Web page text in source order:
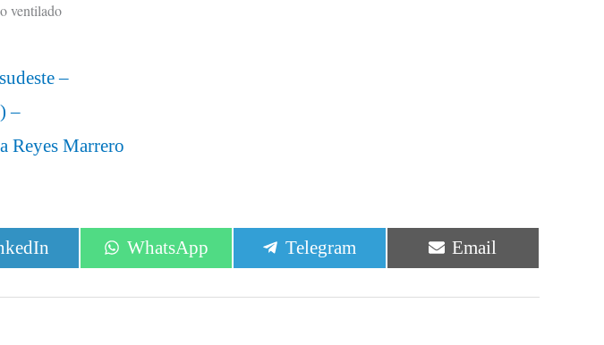
ventilado
–
–
Reyes Marrero
Compartir
en
WhatsApp
Compartir
en
Telegram
Compartir
en
Email